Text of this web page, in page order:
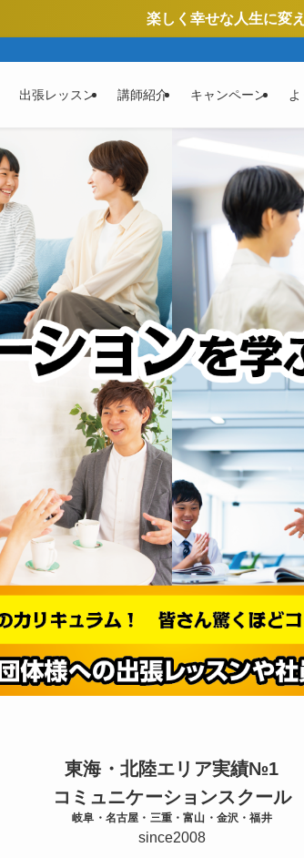
楽しく幸せな人生に変えていく！ あなたの
出張レッスン 講師紹介 キャンペーン
東海・北陸エリア実績№1
コミュニケーションスクール
岐阜・名古屋・三重・富山・金沢・福井
since2008